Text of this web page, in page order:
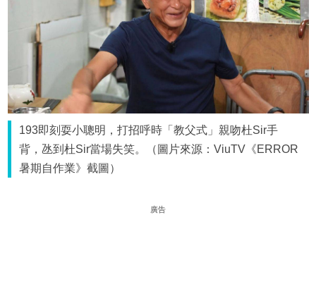
193即刻耍小聰明，打招呼時「教父式」親吻杜Sir手
背，氹到杜Sir當場失笑。（圖片來源：ViuTV《ERROR
暑期自作業》截圖）
廣告